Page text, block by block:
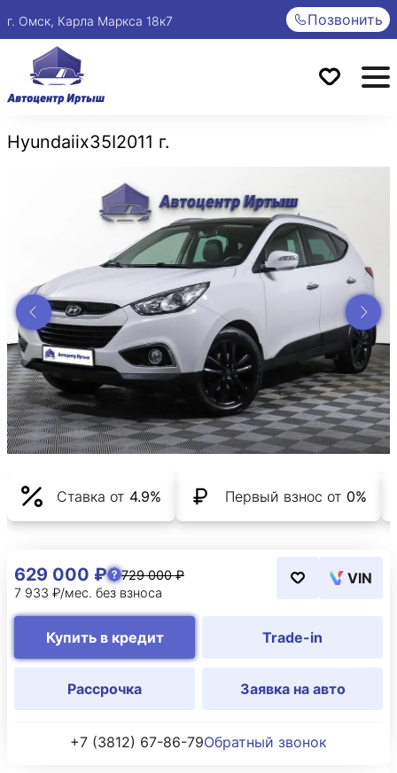
г. Омск, Карла Маркса 18к7 Позвонить
Hyundaiix35I2011 г.
Ставка от 4.9% Первый взнос от 0%
629 000 ₽
729 000 ₽
7 933 ₽/мес. без взноса
VIN
Купить в кредит Trade-in
Рассрочка Заявка на авто
+7 (3812) 67-86-79Обратный звонок